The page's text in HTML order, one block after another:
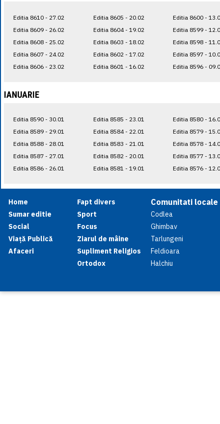
Editia 8610 - 27.02
Editia 8609 - 26.02
Editia 8608 - 25.02
Editia 8607 - 24.02
Editia 8606 - 23.02
Editia 8605 - 20.02
Editia 8604 - 19.02
Editia 8603 - 18.02
Editia 8602 - 17.02
Editia 8601 - 16.02
Editia 8600 -
Editia 8599 -
Editia 8598 -
Editia 8597 -
Editia 8596 -
IANUARIE
Editia 8590 - 30.01
Editia 8589 - 29.01
Editia 8588 - 28.01
Editia 8587 - 27.01
Editia 8586 - 26.01
Editia 8585 - 23.01
Editia 8584 - 22.01
Editia 8583 - 21.01
Editia 8582 - 20.01
Editia 8581 - 19.01
Editia 8580 -
Editia 8579 -
Editia 8578 -
Editia 8577 -
Editia 8576 -
Home
Sumar editie
Social
Viață Publică
Afaceri
Fapt divers
Sport
Focus
Ziarul de mâine
Supliment Religios
Ortodox
Comunitati locale
Codlea
Ghimbav
Tarlungeni
Feldioara
Halchiu